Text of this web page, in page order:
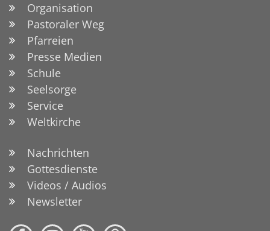
Organisation
Pastoraler Weg
Pfarreien
Presse Medien
Schule
Seelsorge
Service
Weltkirche
Nachrichten
Gottesdienste
Videos / Audios
Newsletter